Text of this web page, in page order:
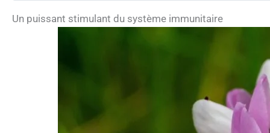
Un puissant stimulant du système immunitaire